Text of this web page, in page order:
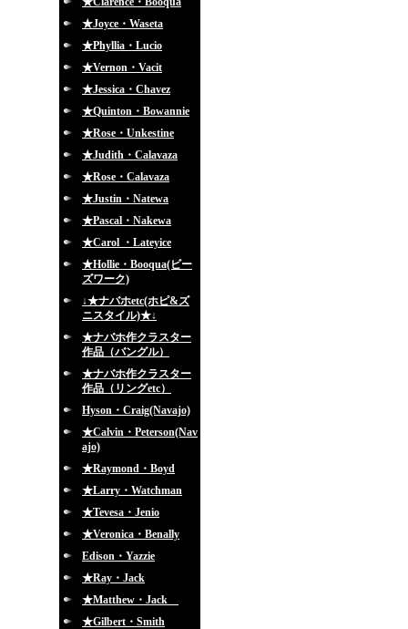
★Joyce・Waseta
★Phyllia・Lucio
★Vernon・Vacit
★Jessica・Chavez
★Quinton・Bowannie
★Rose・Unkestine
★Judith・Calavaza
★Rose・Calavaza
★Justin・Natewa
★Pascal・Nakewa
★Carol ・Lateyice
★Hollie・Booqua(ビー
ズワーク)
↓★ナバホetc(ホピ&ズ
ニスタイル)★↓
★ナバホ作クラスター
作品（バングル）
★ナバホ作クラスター
作品（リングetc）
Hyson・Craig(Navajo)
★Calvin・Peterson(Nav
ajo)
★Raymond・Boyd
★Larry・Watchman
★Tevesa・Jenio
★Veronica・Benally
Edison・Yazzie
★Ray・Jack
★Matthew・Jack
★Gilbert・Smith